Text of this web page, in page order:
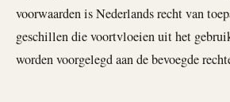
voorwaarden is Nederlands recht van
geschillen die voortvloeien uit het
worden voorgelegd aan de bevoegde